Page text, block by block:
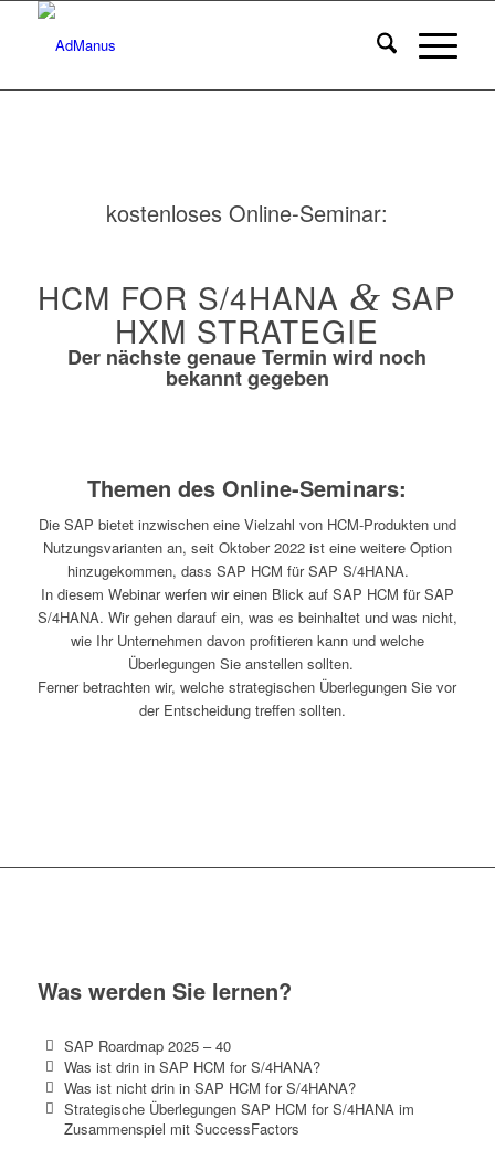
kostenloses Online-Seminar:
HCM FOR S/4HANA & SAP
HXM STRATEGIE
Der nächste genaue Termin wird noch
bekannt gegeben
Themen des Online-Seminars:
Die SAP bietet inzwischen eine Vielzahl von HCM-Produkten und
Nutzungsvarianten an, seit Oktober 2022 ist eine weitere Option
hinzugekommen, dass SAP HCM für SAP S/4HANA.
In diesem Webinar werfen wir einen Blick auf SAP HCM für SAP
S/4HANA. Wir gehen darauf ein, was es beinhaltet und was nicht,
wie Ihr Unternehmen davon profitieren kann und welche
Überlegungen Sie anstellen sollten.
Ferner betrachten wir, welche strategischen Überlegungen Sie vor
der Entscheidung treffen sollten.
Was werden Sie lernen?
SAP Roardmap 2025 – 40
Was ist drin in SAP HCM for S/4HANA?
Was ist nicht drin in SAP HCM for S/4HANA?
Strategische Überlegungen SAP HCM for S/4HANA im
Zusammenspiel mit SuccessFactors